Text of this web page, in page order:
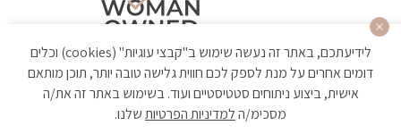
לידיעתכם, באתר זה נעשה שימוש ב"קבצי עוגיות" (cookies) וכלים
דומים אחרים על מנת לספק לכם חווית גלישה טובה יותר, תוכן מותאם
אישית, ביצוע ניתוחים סטטיסטיים ועוד. בשימוש באתר זה את/ה
מסכימ/הלמדיניות הפרטיותשלנו.